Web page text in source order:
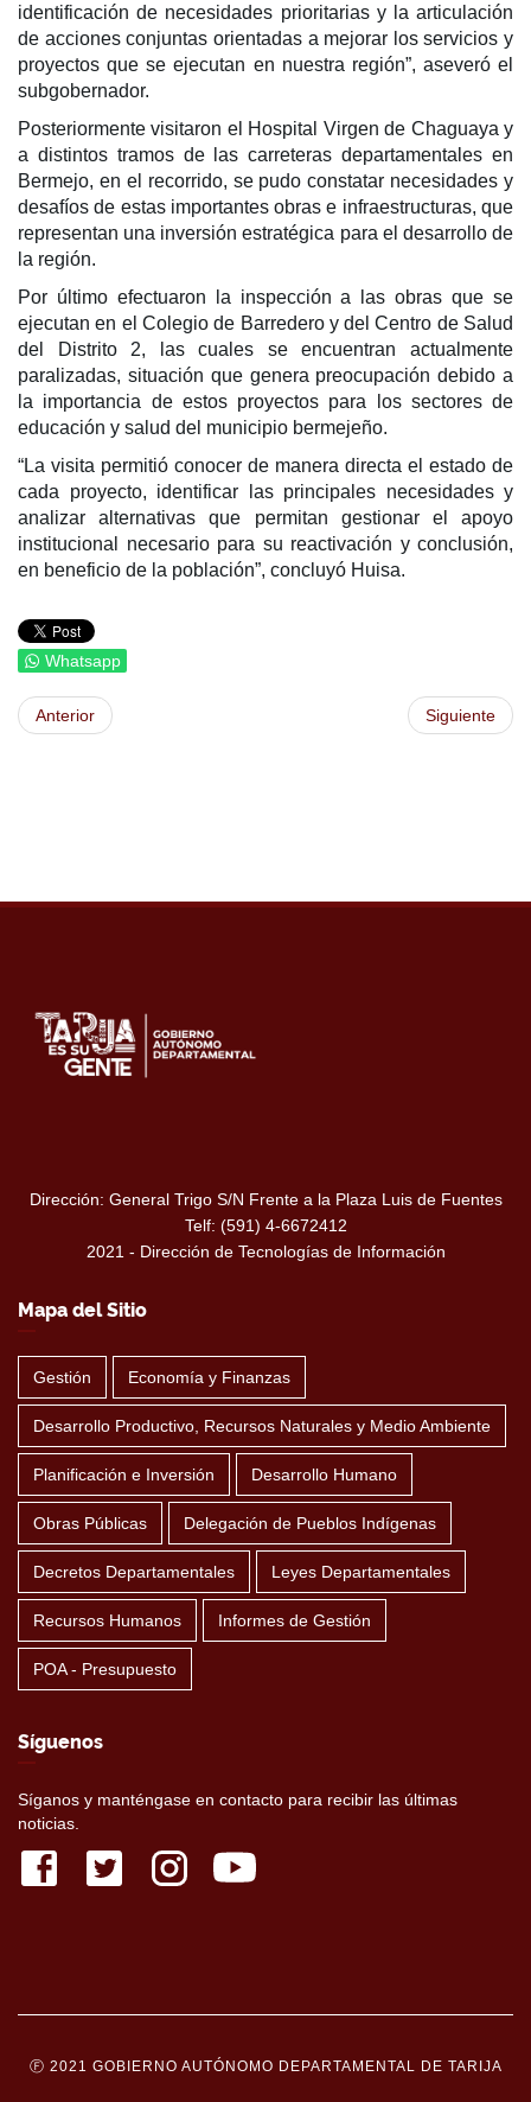
identificación de necesidades prioritarias y la articulación
de acciones conjuntas orientadas a mejorar los servicios y
proyectos que se ejecutan en nuestra región”, aseveró el
subgobernador.
Posteriormente visitaron el Hospital Virgen de Chaguaya y
a distintos tramos de las carreteras departamentales en
Bermejo, en el recorrido, se pudo constatar necesidades y
desafíos de estas importantes obras e infraestructuras, que
representan una inversión estratégica para el desarrollo de
la región.
Por último efectuaron la inspección a las obras que se
ejecutan en el Colegio de Barredero y del Centro de Salud
del Distrito 2, las cuales se encuentran actualmente
paralizadas, situación que genera preocupación debido a
la importancia de estos proyectos para los sectores de
educación y salud del municipio bermejeño.
“La visita permitió conocer de manera directa el estado de
cada proyecto, identificar las principales necesidades y
analizar alternativas que permitan gestionar el apoyo
institucional necesario para su reactivación y conclusión,
en beneficio de la población”, concluyó Huisa.
Whatsapp
Anterior Siguiente
Dirección: General Trigo S/N Frente a la Plaza Luis de Fuentes
Telf: (591) 4-6672412
2021 - Dirección de Tecnologías de Información
Mapa del Sitio
Gestión Economía y Finanzas
Desarrollo Productivo, Recursos Naturales y Medio Ambiente
Planificación e Inversión Desarrollo Humano
Obras Públicas Delegación de Pueblos Indígenas
Decretos Departamentales Leyes Departamentales
Recursos Humanos Informes de Gestión
POA - Presupuesto
Síguenos
Síganos y manténgase en contacto para recibir las últimas
noticias.
Ⓕ 2021 GOBIERNO AUTÓNOMO DEPARTAMENTAL DE TARIJA